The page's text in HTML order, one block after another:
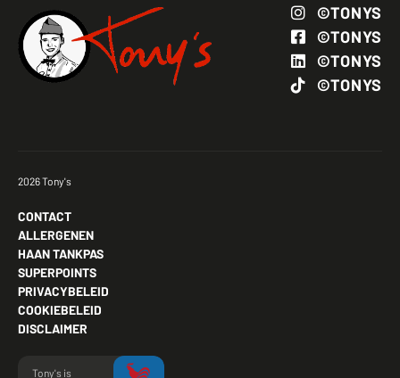
©TONYS
©TONYS
©TONYS
©TONYS
2026 Tony's
CONTACT
ALLERGENEN
HAAN TANKPAS
SUPERPOINTS
PRIVACYBELEID
COOKIEBELEID
DISCLAIMER
Tony's is